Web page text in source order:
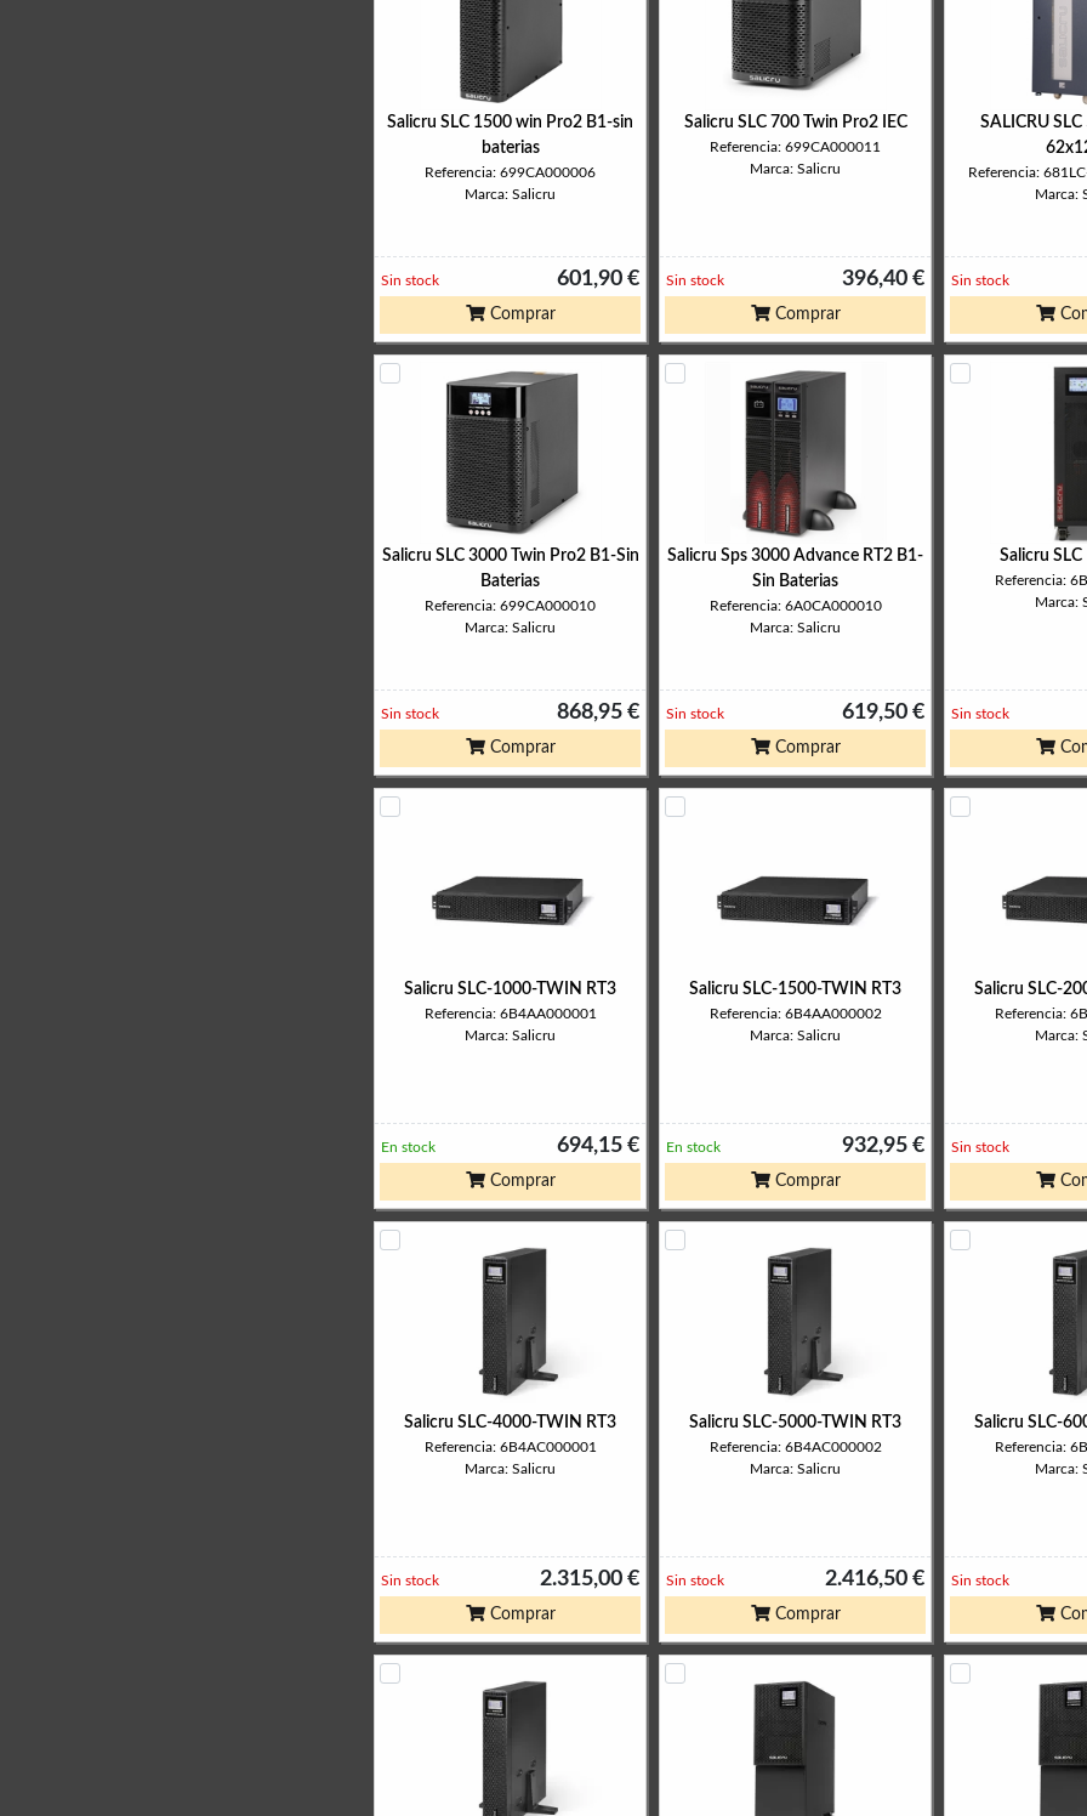
Salicru SLC 1500 win Pro2 B1-sin
baterias
Referencia: 699CA000006
Marca: Salicru
601,90 €
Sin stock
Comprar
Salicru SLC 700 Twin Pro2 IEC
Referencia: 699CA000011
Marca: Salicru
396,40 €
Sin stock
Comprar
SALICRU
Referencia:
Marca:
Sin stock
Salicru SLC 3000 Twin Pro2 B1-Sin
Baterias
Referencia: 699CA000010
Marca: Salicru
868,95 €
Sin stock
Comprar
Salicru Sps 3000 Advance RT2 B1-
Sin Baterias
Referencia: 6A0CA000010
Marca: Salicru
619,50 €
Sin stock
Comprar
Salicru
Referencia:
Marca:
Sin stock
Salicru SLC-1000-TWIN RT3
Referencia: 6B4AA000001
Marca: Salicru
694,15 €
En stock
Comprar
Salicru SLC-1500-TWIN RT3
Referencia: 6B4AA000002
Marca: Salicru
932,95 €
En stock
Comprar
Salicru SLC-
Referencia:
Marca:
Sin stock
Salicru SLC-4000-TWIN RT3
Referencia: 6B4AC000001
Marca: Salicru
2.315,00 €
Sin stock
Comprar
Salicru SLC-5000-TWIN RT3
Referencia: 6B4AC000002
Marca: Salicru
2.416,50 €
Sin stock
Comprar
Salicru SLC-
Referencia:
Marca:
Sin stock